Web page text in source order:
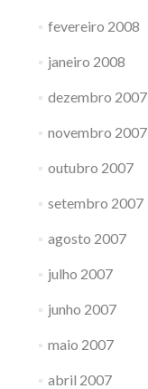
fevereiro 2008
janeiro 2008
dezembro 2007
novembro 2007
outubro 2007
setembro 2007
agosto 2007
julho 2007
junho 2007
maio 2007
abril 2007